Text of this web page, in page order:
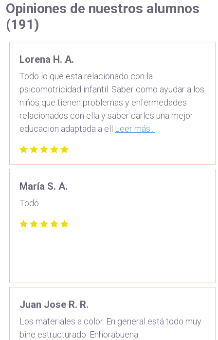
Opiniones de nuestros alumnos
(191)
Lorena H. A.
Todo lo que esta relacionado con la
psicomotricidad infantil. Saber como ayudar a los
niños que tienen problemas y enfermedades
relacionados con ella y saber darles una mejor
educacion adaptada a ell Leer más...
María S. A.
Todo
Juan Jose R. R.
Los materiales a color. En general está todo muy
bine estructurado. Enhorabuena